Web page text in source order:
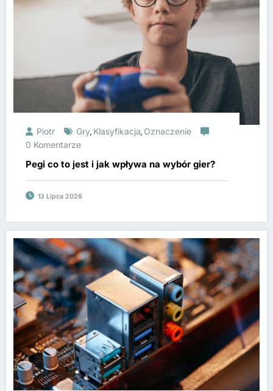
Piotr Gry, Klasyfikacja, Oznaczenie
0 Komentarze
Pegi co to jest i jak wpływa na wybór gier?
13 Lipca 2026